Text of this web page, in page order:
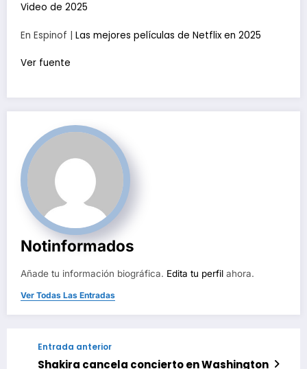
Video de 2025
En Espinof | Las mejores películas de Netflix en 2025
Ver fuente
Notinformados
Añade tu información biográfica. Edita tu perfil ahora.
Ver Todas Las Entradas
Entrada anterior
Shakira cancela concierto en Washington